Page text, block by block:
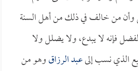
وأن من خالف في ذلك من أهل السنة
فإنه لا يبدع، ولا يضلل ولا
الذي نسب إلىعبد الرزاقوهو من